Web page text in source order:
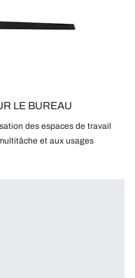
LE BUREAU
des espaces de travail
et aux usages